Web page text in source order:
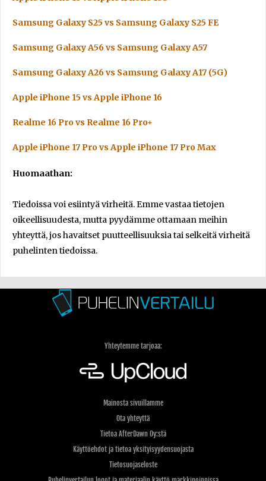
Samsung Galaxy S25 vs Samsung Galaxy S25 FE
Samsung Galaxy A56 vs Samsung Galaxy A57
Samsung Galaxy A26 vs Samsung Galaxy A17 (5G)
Apple iPhone 15 vs Apple iPhone 16
Realme 16 Pro vs Realme 16 Pro+
Apple iPhone 17 Pro vs Apple iPhone 17 Pro Max
Huomaathan:
Tiedoissa voi esiintyä virheitä. Emme vastaa tietojen
oikeellisuudesta, mutta pyydämme ottamaan meihin
yhteyttä, jos havaitset puutteellisuuksia tai selkeitä virheitä
puhelinten tiedoissa.
Yhteytemme tarjoaa:
Mainosta sivuillamme
Ota yhteyttä
Tietoa AfterDawn Oy:stä
Käyttöehdot ja tietoa yksityisyydensuojasta
Tietosuojaseloste